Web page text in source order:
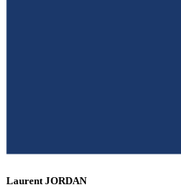
Laurent JORDAN